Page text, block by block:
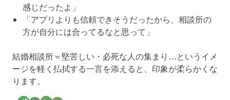
感じだったよ」
「アプリよりも信頼できそうだったから、相談所の
方が自分には合ってるなと思って」
結婚相談所＝堅苦しい・必死な人の集まり…というイメ
ージを軽く払拭する一言を添えると、印象が柔らかくな
ります。